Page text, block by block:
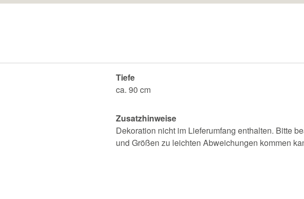
Tiefe
ca. 90 cm
Zusatzhinweise
Dekoration nicht im Lieferumfang enthalten. Bitte
und Größen zu leichten Abweichungen kommen